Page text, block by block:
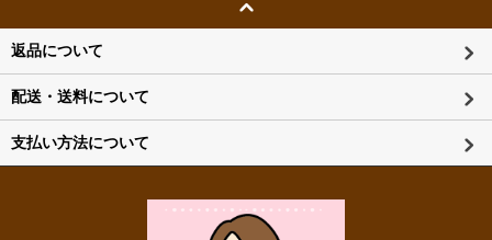
返品について
配送・送料について
支払い方法について